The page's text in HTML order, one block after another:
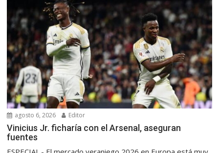
agosto 6, 2026 Editor
Vinicius Jr. ficharía con el Arsenal, aseguran
fuentes